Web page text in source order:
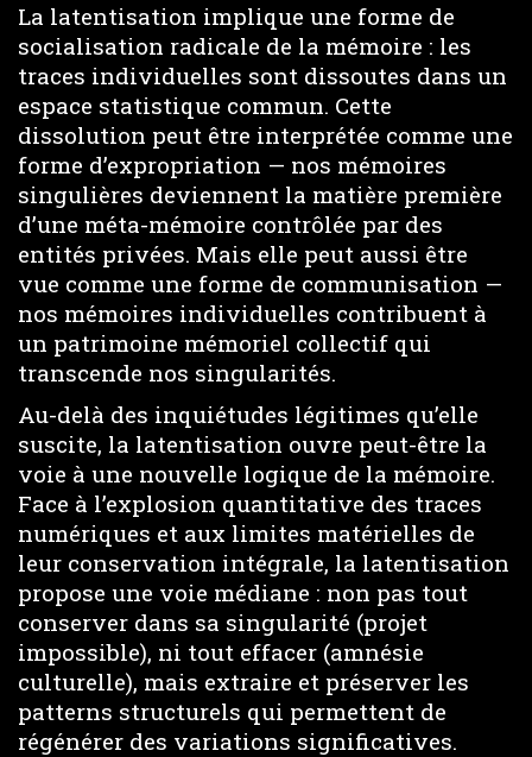
La latentisation implique une forme de
socialisation radicale de la mémoire : les
traces individuelles sont dissoutes dans un
espace statistique commun. Cette
dissolution peut être interprétée comme une
forme d’expropriation — nos mémoires
singulières deviennent la matière première
d’une méta-mémoire contrôlée par des
entités privées. Mais elle peut aussi être
vue comme une forme de communisation —
nos mémoires individuelles contribuent à
un patrimoine mémoriel collectif qui
transcende nos singularités.
Au-delà des inquiétudes légitimes qu’elle
suscite, la latentisation ouvre peut-être la
voie à une nouvelle logique de la mémoire.
Face à l’explosion quantitative des traces
numériques et aux limites matérielles de
leur conservation intégrale, la latentisation
propose une voie médiane : non pas tout
conserver dans sa singularité (projet
impossible), ni tout effacer (amnésie
culturelle), mais extraire et préserver les
patterns structurels qui permettent de
régénérer des variations significatives.